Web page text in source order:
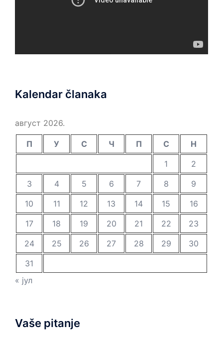
Kalendar članaka
август 2026.
П У С Ч П С
Н
1
2
3
4 5 6 7 8
9
10
11 12 13 14 15
16
17
18 19 20 21 22
23
24
25 26 27 28 29
30
31
« јул
Vaše pitanje